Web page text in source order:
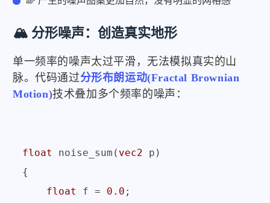
🏔️ 分形噪声：创造真实地形
单一频率的噪声太过平滑，无法模拟真实的山
脉。代码通过分形布朗运动(Fractal Brownian
Motion)技术叠加多个频率的噪声：
float noise_sum( vec2 p)
{
float
f = 0.0 ;